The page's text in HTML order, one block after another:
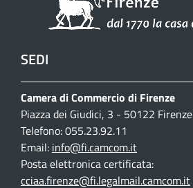
SEDI
Camera di Commercio di Firenze
Piazza dei Giudici, 3 - 50122 Firenze
Telefono: 055.23.92.11
Email: info@fi.camcom.it
Posta elettronica certificata:
cciaa.firenze@fi.legalmail.camcom.it